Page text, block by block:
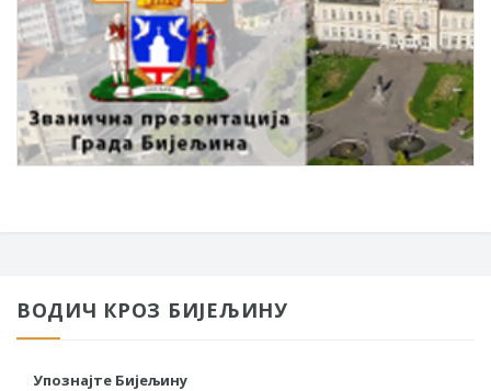
ВОДИЧ КРОЗ БИЈЕЉИНУ
Упознајте Бијељину